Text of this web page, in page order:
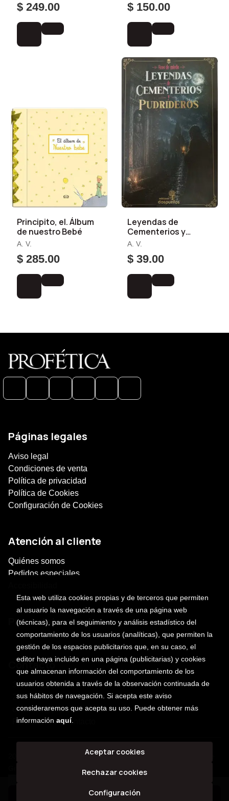
Añadir a mi cesta
$ 249.00 $ 150.00
Principito, el. Álbum
de nuestro Bebé
A. V.
$ 285.00
Leyendas de
Cementerios y
Pudrideros
A. V.
$ 39.00
Páginas legales
Aviso legal
Condiciones de venta
Política de privacidad
Política de Cookies
Configuración de Cookies
Atención al cliente
Quiénes somos
Pedidos especiales
Puede interesarte
Contacto
3 sur 701, centro
2222469101 ext. 118
escalera@profetica.com.mx
Formulario de contacto
. Todos los Derechos Reservados |
Esta web utiliza cookies propias y de terceros que permiten
al usuario la navegación a través de una página web
(técnicas), para el seguimiento y análisis estadístico del
comportamiento de los usuarios (analíticas), que permiten la
gestión de los espacios publicitarios que, en su caso, el
editor haya incluido en una página (publicitarias) y cookies
que almacenan información del comportamiento de los
usuarios obtenida a través de la observación continuada de
sus hábitos de navegación. Si acepta este aviso
consideraremos que acepta su uso. Puede obtener más
información aquí.
Configuración
Rechazar cookies
Aceptar cookies